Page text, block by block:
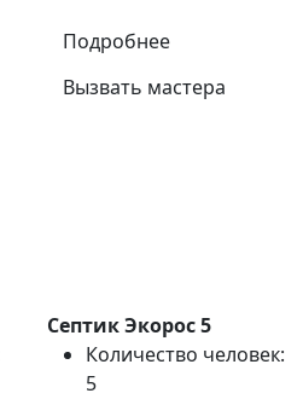
Подробнее
Вызвать мастера
Септик Экорос 5
Количество человек:
5